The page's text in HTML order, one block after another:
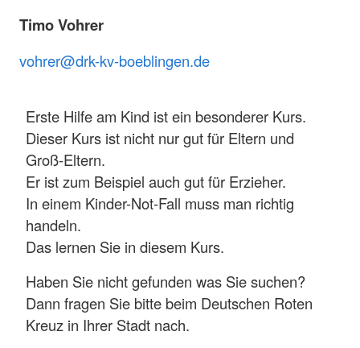
Timo Vohrer
vohrer@drk-kv-boeblingen.de
Erste Hilfe am Kind ist ein besonderer Kurs.
Dieser Kurs ist nicht nur gut für Eltern und
Groß-Eltern.
Er ist zum Beispiel auch gut für Erzieher.
In einem Kinder-Not-Fall muss man richtig
handeln.
Das lernen Sie in diesem Kurs.
Haben Sie nicht gefunden was Sie suchen?
Dann fragen Sie bitte beim Deutschen Roten
Kreuz in Ihrer Stadt nach.